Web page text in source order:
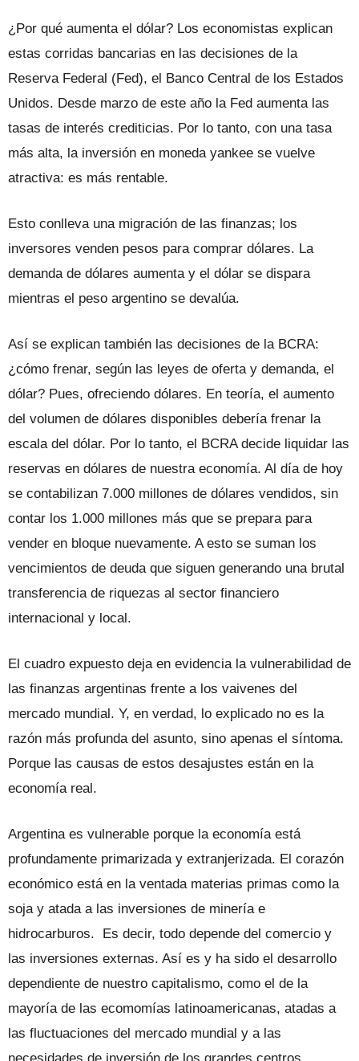
¿Por qué aumenta el dólar? Los economistas explican
estas corridas bancarias en las decisiones de la
Reserva Federal (Fed), el Banco Central de los Estados
Unidos. Desde marzo de este año la Fed aumenta las
tasas de interés crediticias. Por lo tanto, con una tasa
más alta, la inversión en moneda yankee se vuelve
atractiva: es más rentable.
Esto conlleva una migración de las finanzas; los
inversores venden pesos para comprar dólares. La
demanda de dólares aumenta y el dólar se dispara
mientras el peso argentino se devalúa.
Así se explican también las decisiones de la BCRA:
¿cómo frenar, según las leyes de oferta y demanda, el
dólar? Pues, ofreciendo dólares. En teoría, el aumento
del volumen de dólares disponibles debería frenar la
escala del dólar. Por lo tanto, el BCRA decide liquidar las
reservas en dólares de nuestra economía. Al día de hoy
se contabilizan 7.000 millones de dólares vendidos, sin
contar los 1.000 millones más que se prepara para
vender en bloque nuevamente. A esto se suman los
vencimientos de deuda que siguen generando una brutal
transferencia de riquezas al sector financiero
internacional y local.
El cuadro expuesto deja en evidencia la vulnerabilidad de
las finanzas argentinas frente a los vaivenes del
mercado mundial. Y, en verdad, lo explicado no es la
razón más profunda del asunto, sino apenas el síntoma.
Porque las causas de estos desajustes están en la
economía real.
Argentina es vulnerable porque la economía está
profundamente primarizada y extranjerizada. El corazón
económico está en la ventada materias primas como la
soja y atada a las inversiones de minería e
hidrocarburos. Es decir, todo depende del comercio y
las inversiones externas. Así es y ha sido el desarrollo
dependiente de nuestro capitalismo, como el de la
mayoría de las ecomomías latinoamericanas, atadas a
las fluctuaciones del mercado mundial y a las